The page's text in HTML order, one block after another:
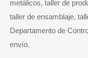
metálicos, taller de
taller de ensamblaje,
Departamento de
envío.